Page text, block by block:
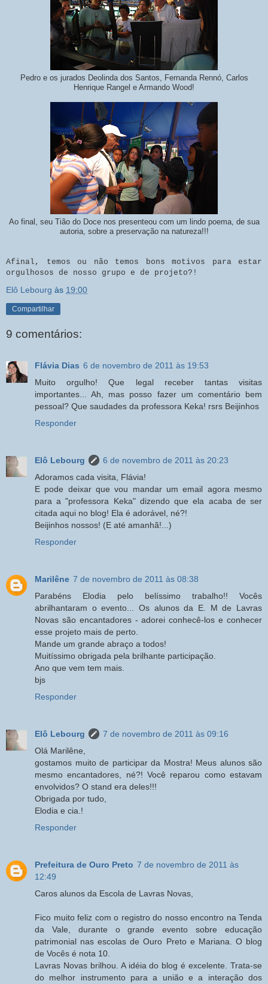
Pedro e os jurados Deolinda dos Santos, Fernanda Rennó, Carlos
Henrique Rangel e Armando Wood!
Ao final, seu Tião do Doce nos presenteou com um lindo poema, de sua
autoria, sobre a preservação na natureza!!!
Afinal, temos ou não temos bons motivos para estar
orgulhosos de nosso grupo e de projeto?!
Elô Lebourg às 19:00
Compartilhar
9 comentários:
Flávia Dias 6 de novembro de 2011 às 19:53
Muito orgulho! Que legal receber tantas visitas
importantes... Ah, mas posso fazer um comentário bem
pessoal? Que saudades da professora Keka! rsrs Beijinhos
Responder
Elô Lebourg
6 de novembro de 2011 às 20:23
Adoramos cada visita, Flávia!
E pode deixar que vou mandar um email agora mesmo
para a "professora Keka" dizendo que ela acaba de ser
citada aqui no blog! Ela é adorável, né?!
Beijinhos nossos! (E até amanhã!...)
Responder
Marilêne 7 de novembro de 2011 às 08:38
Parabéns Elodia pelo belíssimo trabalho!! Vocês
abrilhantaram o evento... Os alunos da E. M de Lavras
Novas são encantadores - adorei conhecê-los e conhecer
esse projeto mais de perto.
Mande um grande abraço a todos!
Muitíssimo obrigada pela brilhante participação.
Ano que vem tem mais.
bjs
Responder
Elô Lebourg
7 de novembro de 2011 às 09:16
Olá Marilêne,
gostamos muito de participar da Mostra! Meus alunos são
mesmo encantadores, né?! Você reparou como estavam
envolvidos? O stand era deles!!!
Obrigada por tudo,
Elodia e cia.!
Responder
Prefeitura de Ouro Preto 7 de novembro de 2011 às
12:49
Caros alunos da Escola de Lavras Novas,
Fico muito feliz com o registro do nosso encontro na Tenda
da Vale, durante o grande evento sobre educação
patrimonial nas escolas de Ouro Preto e Mariana. O blog
de Vocês é nota 10.
Lavras Novas brilhou. A idéia do blog é excelente. Trata-se
do melhor instrumento para a união e a interação dos